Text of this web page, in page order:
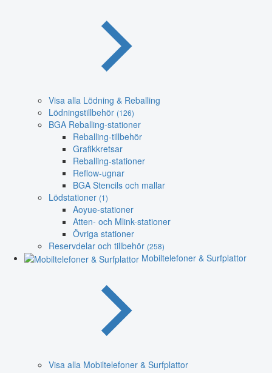
Visa alla Lödning & Reballing
Lödningstillbehör (126)
BGA Reballing-stationer
Reballing-tillbehör
Grafikkretsar
Reballing-stationer
Reflow-ugnar
BGA Stencils och mallar
Lödstationer (1)
Aoyue-stationer
Atten- och Mlink-stationer
Övriga stationer
Reservdelar och tillbehör (258)
Mobiltelefoner & Surfplattor
Visa alla Mobiltelefoner & Surfplattor